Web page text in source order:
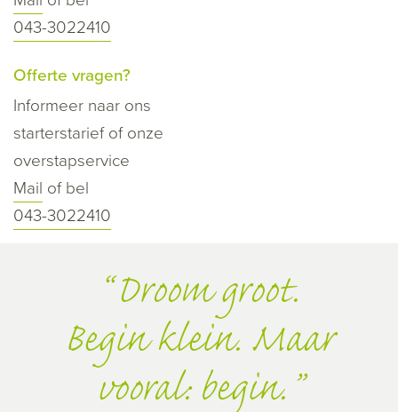
043-3022410
Offerte vragen?
Informeer naar ons
starterstarief of onze
overstapservice
Mail of bel
043-3022410
Droom groot.
Begin klein. Maar
vooral: begin.